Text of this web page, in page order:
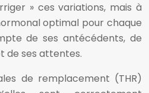
» ces variations, mais à
optimal pour chaque
de ses antécédents, de
de ses attentes.
de remplacement (THR)